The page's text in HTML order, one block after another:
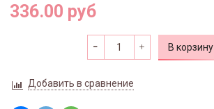
336.00 руб
В корзину
Добавить в сравнение